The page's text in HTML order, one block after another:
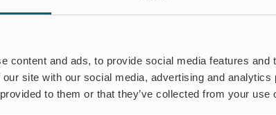
content and ads, to provide social media features
site with our social media, advertising and
to them or that they’ve collected from your use